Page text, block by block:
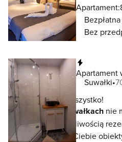
Apartament:
Bez
Apartament
Suwałki
To jeszcze nie wszystko!
W lokalizacjiSuwałkach nie
noclegów z możliwością
się - czekają na Ciebie